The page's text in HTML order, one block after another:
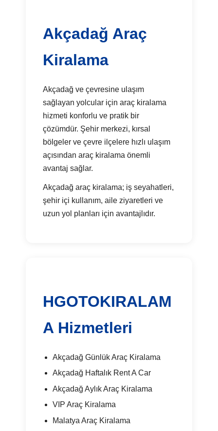
Akçadağ Araç
Kiralama
Akçadağ ve çevresine ulaşım
sağlayan yolcular için araç kiralama
hizmeti konforlu ve pratik bir
çözümdür. Şehir merkezi, kırsal
bölgeler ve çevre ilçelere hızlı ulaşım
açısından araç kiralama önemli
avantaj sağlar.
Akçadağ araç kiralama; iş seyahatleri,
şehir içi kullanım, aile ziyaretleri ve
uzun yol planları için avantajlıdır.
HGOTOKIRALAM
A Hizmetleri
Akçadağ Günlük Araç Kiralama
Akçadağ Haftalık Rent A Car
Akçadağ Aylık Araç Kiralama
VIP Araç Kiralama
Malatya Araç Kiralama